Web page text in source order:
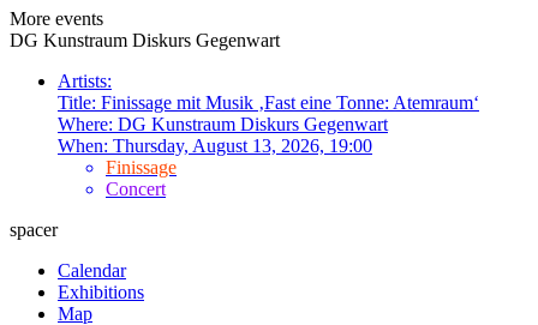
More events
DG Kunstraum Diskurs Gegenwart
Artists:
Title: Finissage mit Musik ‚Fast eine Tonne: Atemraum‘
Where: DG Kunstraum Diskurs Gegenwart
When: Thursday, August 13, 2026, 19:00
Finissage
Concert
spacer
Calendar
Exhibitions
Map